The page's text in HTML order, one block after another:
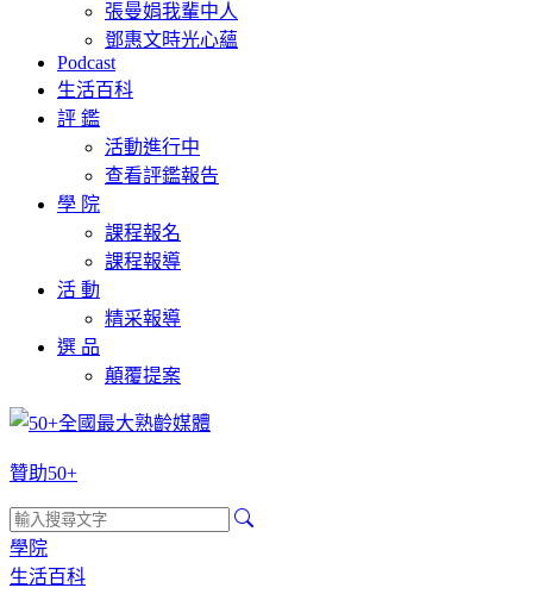
張曼娟我輩中人
鄧惠文時光心蘊
Podcast
生活百科
評 鑑
活動進行中
查看評鑑報告
學 院
課程報名
課程報導
活 動
精采報導
選 品
顛覆提案
贊助50+
學院
生活百科